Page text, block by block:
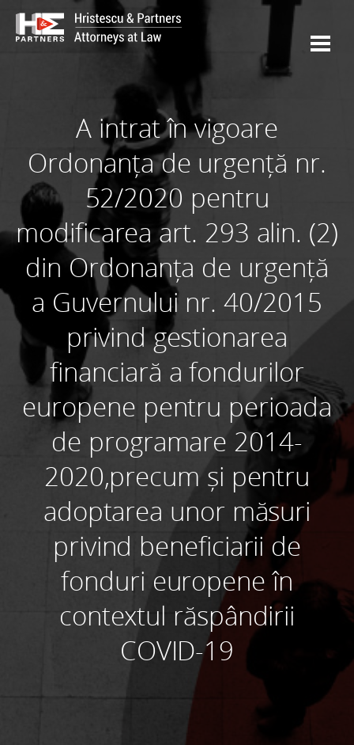
A intrat în vigoare
Ordonanța de urgență nr.
52/2020 pentru
modificarea art. 293 alin. (2)
din Ordonanța de urgență
a Guvernului nr. 40/2015
privind gestionarea
financiară a fondurilor
europene pentru perioada
de programare 2014-
2020,precum și pentru
adoptarea unor măsuri
privind beneficiarii de
fonduri europene în
contextul răspândirii
COVID-19